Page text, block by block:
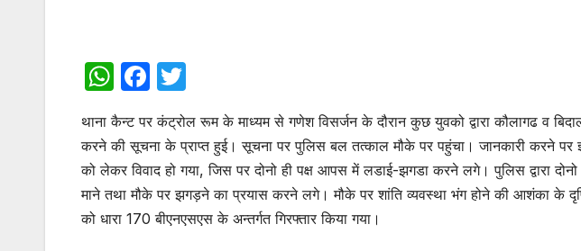
W
h
at
s
A
p
F
a
c
e
b
o
itt
er
थाना कैन्ट पर कंट्रोल रूम के माध्यम से गणेश विसर्जन के दौरान कुछ युवको द्वारा कौलागढ व
करने की सूचना के प्राप्त हुई। सूचना पर पुलिस बल तत्काल मौके पर पहुंचा। जानकारी करने
को लेकर विवाद हो गया, जिस पर दोनो ही पक्ष आपस में लडाई-झगडा करने लगे। पुलिस द्वारा
माने तथा मौके पर झगड़ने का प्रयास करने लगे। मौके पर शांति व्यवस्था भंग होने की आशंका के
को धारा 170 बीएनएसएस के अन्तर्गत गिरफ्तार किया गया।